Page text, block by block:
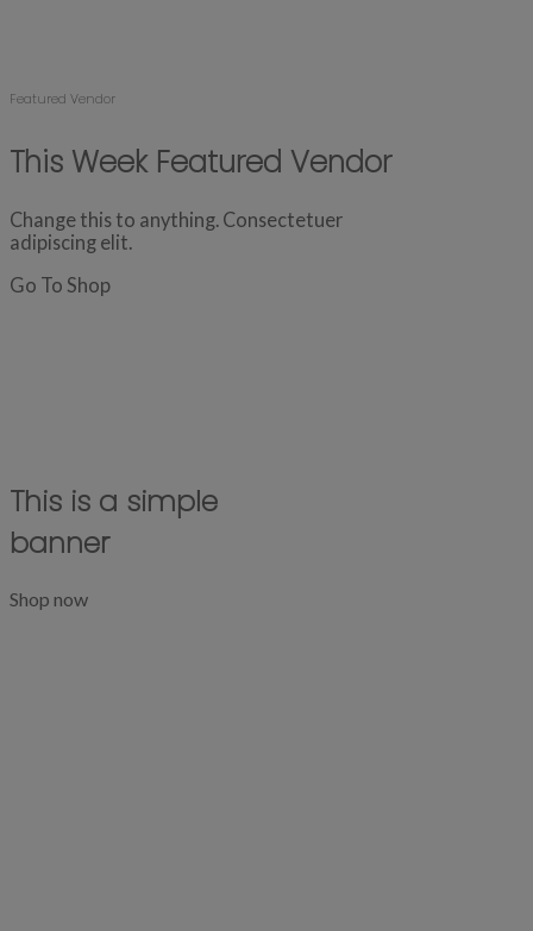
Featured Vendor
This Week Featured Vendor
Change this to anything. Consectetuer
adipiscing elit.
Go To Shop
This is a simple
banner
Shop now